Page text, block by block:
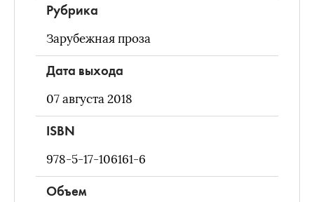
Рубрика
Зарубежная проза
Дата выхода
07 августа 2018
ISBN
978-5-17-106161-6
Объем